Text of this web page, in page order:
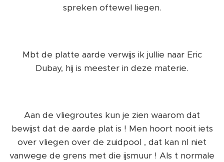
spreken oftewel liegen.
Mbt de platte aarde verwijs ik jullie naar Eric
Dubay, hij is meester in deze materie.
Aan de vliegroutes kun je zien waarom dat
bewijst dat de aarde plat is ! Men hoort nooit iets
over vliegen over de zuidpool , dat kan nl niet
vanwege de grens met die ijsmuur ! Als t normale